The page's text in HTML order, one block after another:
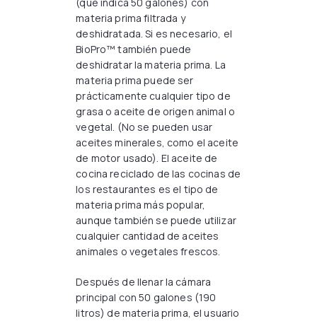
(que indica 50 galones) con
materia prima filtrada y
deshidratada. Si es necesario, el
BioPro™ también puede
deshidratar la materia prima. La
materia prima puede ser
prácticamente cualquier tipo de
grasa o aceite de origen animal o
vegetal. (No se pueden usar
aceites minerales, como el aceite
de motor usado). El aceite de
cocina reciclado de las cocinas de
los restaurantes es el tipo de
materia prima más popular,
aunque también se puede utilizar
cualquier cantidad de aceites
animales o vegetales frescos.
Después de llenar la cámara
principal con 50 galones (190
litros) de materia prima, el usuario